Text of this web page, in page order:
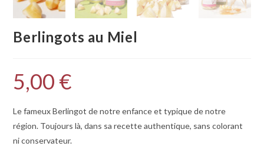
Berlingots au Miel
5,00 €
Le fameux Berlingot de notre enfance et typique de notre
région. Toujours là, dans sa recette authentique, sans colorant
ni conservateur.